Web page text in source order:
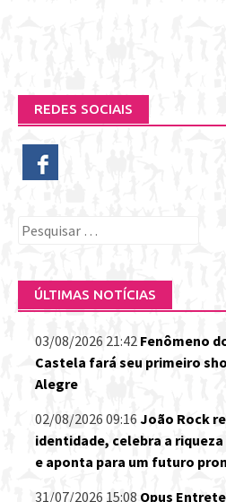
REDES SOCIAIS
Pesquisar
ÚLTIMAS NOTÍCIAS
03/08/2026 21:42 Fenômeno
Castela fará seu primeiro
Alegre
02/08/2026 09:16 João Rock
identidade, celebra a
e aponta para um futuro
31/07/2026 15:08 Opus